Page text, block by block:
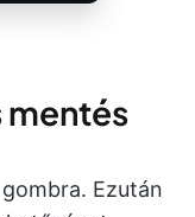
mentés
gombra. Ezután